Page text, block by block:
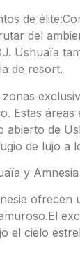
de
del
Ushuaïa
de resort.
zonas
Estas
abierto de
de lujo a
y
ofrecen
El
el cielo